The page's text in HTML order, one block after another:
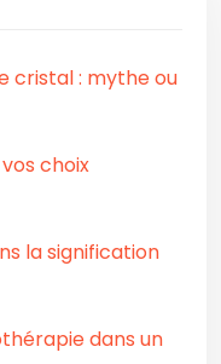
cristal : mythe ou
choix
la signification
dans un